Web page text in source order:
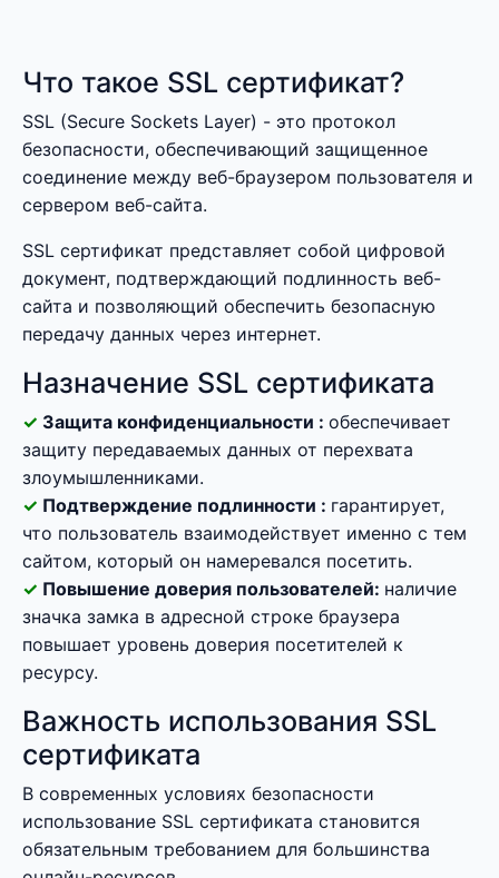
Что такое SSL сертификат?
SSL (Secure Sockets Layer) - это протокол
безопасности, обеспечивающий защищенное
соединение между веб-браузером пользователя и
сервером веб-сайта.
SSL сертификат представляет собой цифровой
документ, подтверждающий подлинность веб-
сайта и позволяющий обеспечить безопасную
передачу данных через интернет.
Назначение SSL сертификата
Защита конфиденциальности : обеспечивает
защиту передаваемых данных от перехвата
злоумышленниками.
Подтверждение подлинности : гарантирует,
что пользователь взаимодействует именно с тем
сайтом, который он намеревался посетить.
Повышение доверия пользователей: наличие
значка замка в адресной строке браузера
повышает уровень доверия посетителей к
ресурсу.
Важность использования SSL
сертификата
В современных условиях безопасности
использование SSL сертификата становится
обязательным требованием для большинства